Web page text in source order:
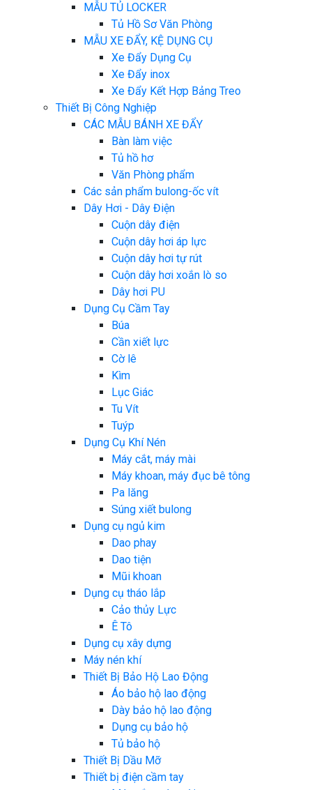
MẪU TỦ LOCKER
Tủ Hồ Sơ Văn Phòng
MẪU XE ĐẨY, KỆ DỤNG CỤ
Xe Đẩy Dụng Cụ
Xe Đẩy inox
Xe Đẩy Kết Hợp Bảng Treo
Thiết Bị Công Nghiệp
CÁC MẪU BÁNH XE ĐẨY
Bàn làm việc
Tủ hồ hơ
Văn Phòng phẩm
Các sản phẩm bulong-ốc vít
Dây Hơi - Dây Điện
Cuộn dây điện
Cuộn dây hơi áp lực
Cuộn dây hơi tự rút
Cuộn dây hơi xoắn lò so
Dây hơi PU
Dụng Cụ Cầm Tay
Búa
Cần xiết lực
Cờ lê
Kìm
Lục Giác
Tu Vít
Tuýp
Dụng Cụ Khí Nén
Máy cắt, máy mài
Máy khoan, máy đục bê tông
Pa lăng
Súng xiết bulong
Dụng cụ ngủ kim
Dao phay
Dao tiện
Mũi khoan
Dụng cụ tháo lắp
Cảo thủy Lực
Ê Tô
Dụng cụ xây dựng
Máy nén khí
Thiết Bị Bảo Hộ Lao Động
Áo bảo hộ lao động
Dày bảo hộ lao động
Dụng cụ bảo hộ
Tủ bảo hộ
Thiết Bị Dầu Mỡ
Thiết bị điện cầm tay